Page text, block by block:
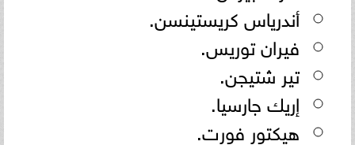
أندرياس كريستينسن.
فيران توريس.
تير شتيجن.
إريك جارسيا.
هيكتور فورت.